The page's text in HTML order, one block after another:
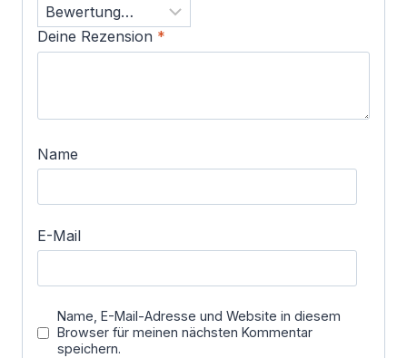
Deine Rezension *
Name
E-Mail
Name, E-Mail-Adresse und Website in diesem
Browser für meinen nächsten Kommentar
speichern.